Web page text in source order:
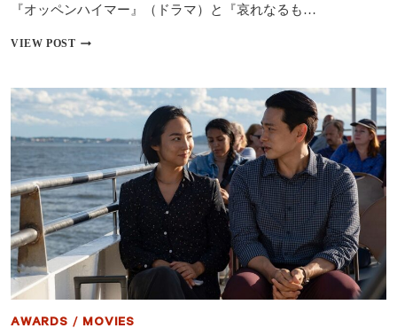
出
『オッペンハイマー』（ドラマ）と『哀れなるも…
VIEW POSTゴ
デ
ン
ロ
賞
受
賞
結
果:
作
品
賞
『オ
AWARDS / MOVIES